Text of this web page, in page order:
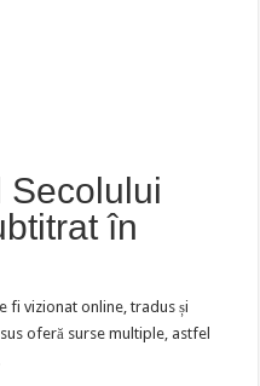
Secolului
în
fi vizionat online, tradus și
oferă surse multiple, astfel